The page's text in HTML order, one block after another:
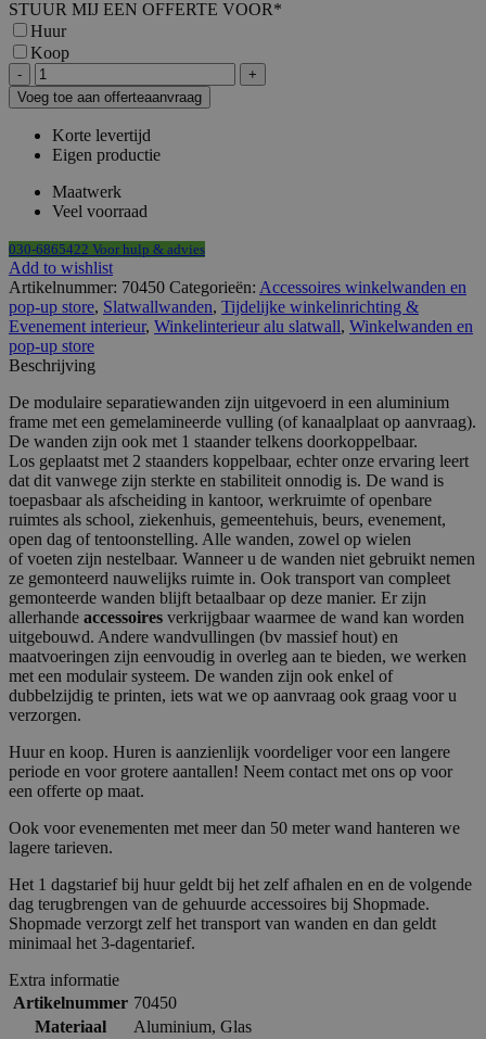
STUUR MIJ EEN OFFERTE VOOR*
Huur
Koop
Slatwall
glasschap
79,5x25x0,8cm
in
2
korte
slatwall
strips
Voeg toe aan offerteaanvraag
Korte levertijd
Eigen productie
Maatwerk
Veel voorraad
030-6865422 Voor hulp & advies
Add to wishlist
Artikelnummer: 70450 Categorieën: Accessoires winkelwanden en
pop-up store, Slatwallwanden, Tijdelijke winkelinrichting &
Evenement interieur, Winkelinterieur alu slatwall, Winkelwanden en
pop-up store
Beschrijving
De modulaire separatiewanden zijn uitgevoerd in een aluminium
frame met een gemelamineerde vulling (of kanaalplaat op aanvraag).
De wanden zijn ook met 1 staander telkens doorkoppelbaar.
Los geplaatst met 2 staanders koppelbaar, echter onze ervaring leert
dat dit vanwege zijn sterkte en stabiliteit onnodig is. De wand is
toepasbaar als afscheiding in kantoor, werkruimte of openbare
ruimtes als school, ziekenhuis, gemeentehuis, beurs, evenement,
open dag of tentoonstelling. Alle wanden, zowel op wielen
of voeten zijn nestelbaar. Wanneer u de wanden niet gebruikt nemen
ze gemonteerd nauwelijks ruimte in. Ook transport van compleet
gemonteerde wanden blijft betaalbaar op deze manier. Er zijn
allerhande accessoires verkrijgbaar waarmee de wand kan worden
uitgebouwd. Andere wandvullingen (bv massief hout) en
maatvoeringen zijn eenvoudig in overleg aan te bieden, we werken
met een modulair systeem. De wanden zijn ook enkel of
dubbelzijdig te printen, iets wat we op aanvraag ook graag voor u
verzorgen.
Huur en koop. Huren is aanzienlijk voordeliger voor een langere
periode en voor grotere aantallen! Neem contact met ons op voor
een offerte op maat.
Ook voor evenementen met meer dan 50 meter wand hanteren we
lagere tarieven.
Het 1 dagstarief bij huur geldt bij het zelf afhalen en en de volgende
dag terugbrengen van de gehuurde accessoires bij Shopmade.
Shopmade verzorgt zelf het transport van wanden en dan geldt
minimaal het 3-dagentarief.
Extra informatie
Artikelnummer 70450
Materiaal
Aluminium, Glas